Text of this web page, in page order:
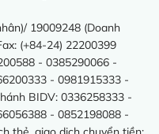
19009248 (Doanh
(+84-24) 22200399
- 0385290066 -
- 0981915333 -
BIDV: 0336258333 -
- 0852198088 -
thẻ, giao dịch chuyển tiền: